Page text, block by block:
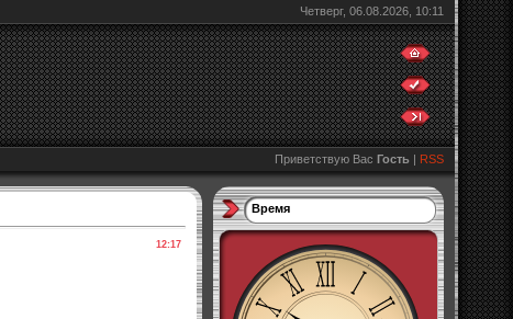
Четверг, 06.08.2026, 10:11
Приветствую Вас Гость | RSS
12:17
Время